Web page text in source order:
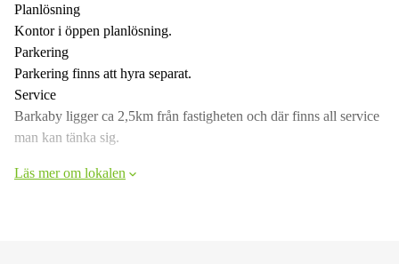
Planlösning
Kontor i öppen planlösning.
Parkering
Parkering finns att hyra separat.
Service
Barkaby ligger ca 2,5km från fastigheten och där finns all service
man kan tänka sig.
Läs mer om lokalen